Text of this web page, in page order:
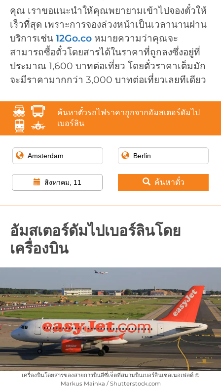
คุณ เราขอแนะนำให้คุณพยายามเข้าไปจองตั๋วให้
เร็วที่สุด เพราะการจองล่วงหน้าเป็นเวลานานผ่าน
บริการเช่น 12Go.co หมายความว่าคุณจะ
สามารถซื้อตั๋วโดยสารได้ในราคาที่ถูกลงซึ่งอยู่ที่
ประมาณ 1,600 บาทต่อเที่ยว โดยตั๋วราคาเต็มมัก
จะมีราคามากกว่า 3,000 บาทต่อเที่ยวเลยทีเดียว
ค้นหาตั๋วรถไฟราคาถูกจากอัมสเตอร์ดัมไป
เบอร์ลิน
สิงหาคม, 11 ค้นหาตั๋ว
อัมสเตอร์ดัมไปเบอร์ลินโดย
เครื่องบิน
เครื่องบินโดยสารของสายการบินอีซี่เจ็ตที่สนามบินเบอร์ลินเชอเนอเฟลด์ ©
Markus Mainka / Shutterstock.com